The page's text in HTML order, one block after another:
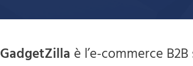
GadgetZilla è l’e-commerce